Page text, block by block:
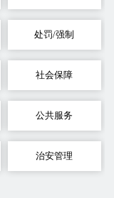
处罚/强制
社会保障
公共服务
治安管理